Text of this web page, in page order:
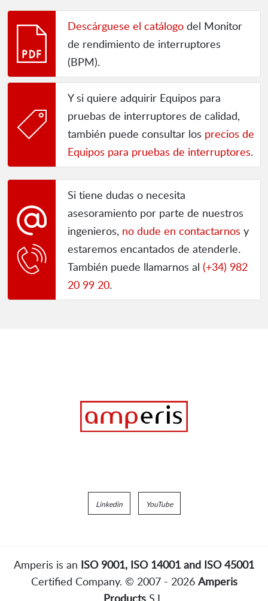
Descárguese el catálogo del Monitor
de rendimiento de interruptores
(BPM).
Y si quiere adquirir Equipos para
pruebas de interruptores de calidad,
también puede consultar los precios de
Equipos para pruebas de interruptores.
Si tiene dudas o necesita
asesoramiento por parte de nuestros
ingenieros, no dude en contactarnos y
estaremos encantados de atenderle.
También puede llamarnos al (+34) 982
20 99 20.
Linkedin YouTube
Amperis is an ISO 9001, ISO 14001 and ISO 45001
Certified Company. © 2007 - 2026 Amperis
ProductsS.L.